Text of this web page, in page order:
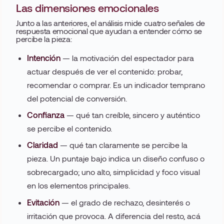
Las dimensiones emocionales
Junto a las anteriores, el análisis mide cuatro señales de
respuesta emocional que ayudan a entender cómo se
percibe la pieza:
Intención— la motivación del espectador para
actuar después de ver el contenido: probar,
recomendar o comprar. Es un indicador temprano
del potencial de conversión.
Confianza— qué tan creíble, sincero y auténtico
se percibe el contenido.
Claridad — qué tan claramente se percibe la
pieza. Un puntaje bajo indica un diseño confuso o
sobrecargado; uno alto, simplicidad y foco visual
en los elementos principales.
Evitación— el grado de rechazo, desinterés o
irritación que provoca. A diferencia del resto, acá